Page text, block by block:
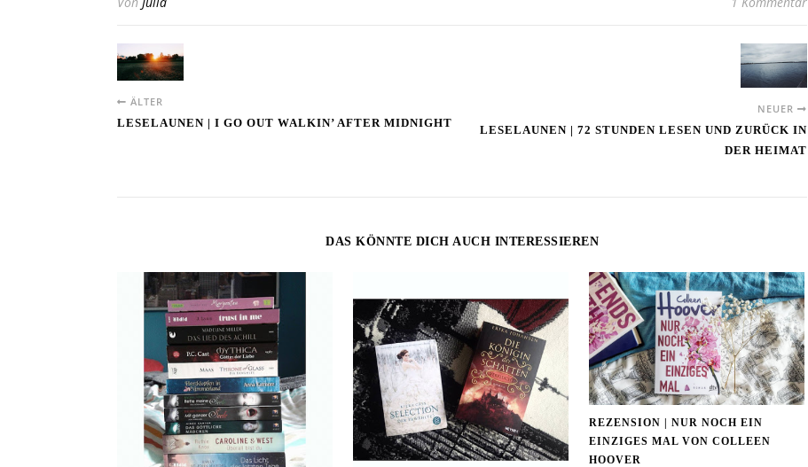
ÄLTER
LESELAUNEN | I GO OUT WALKIN’ AFTER MIDNIGHT
NEUER
LESELAUNEN | 72 STUNDEN LESEN UND ZURÜCK IN
DER HEIMAT
DAS KÖNNTE DICH AUCH INTERESSIEREN
REZENSION | NUR NOCH EIN
EINZIGES MAL VON COLLEEN
HOOVER